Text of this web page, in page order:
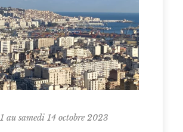
au samedi 14 octobre 2023